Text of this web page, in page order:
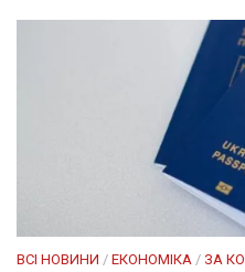
ВСІ НОВИНИ / ЕКОНОМІКА / ЗА